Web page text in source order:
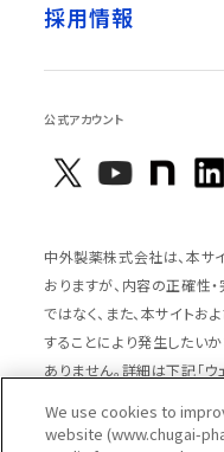
採用情報
公式アカウント
中外製薬株式会社は、本サ
おりますが、内容の正確性
ではなく、また、本サイト
することにより発生したい
ありません。詳細は下記「ウ
We use cookies to
website (www.chugai-